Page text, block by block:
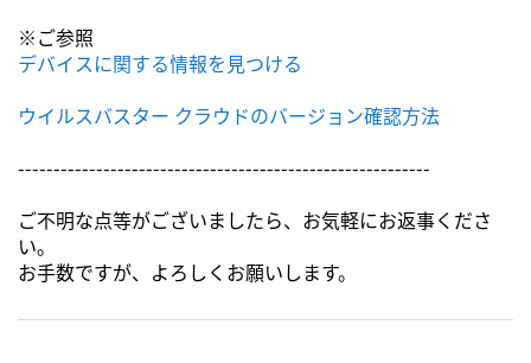
※ご参照
デバイスに関する情報を見つける
ウイルスバスター クラウドのバージョン確認方法
----------------------------------------------------------
ご不明な点等がございましたら、お気軽にお返事くださ
い。
お手数ですが、よろしくお願いします。